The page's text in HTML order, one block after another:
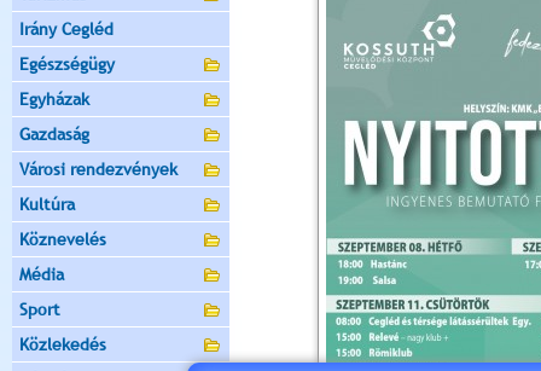
Irány Cegléd
Egészségügy
Egyházak
Gazdaság
Városi rendezvények
Kultúra
Köznevelés
Média
Sport
Közlekedés